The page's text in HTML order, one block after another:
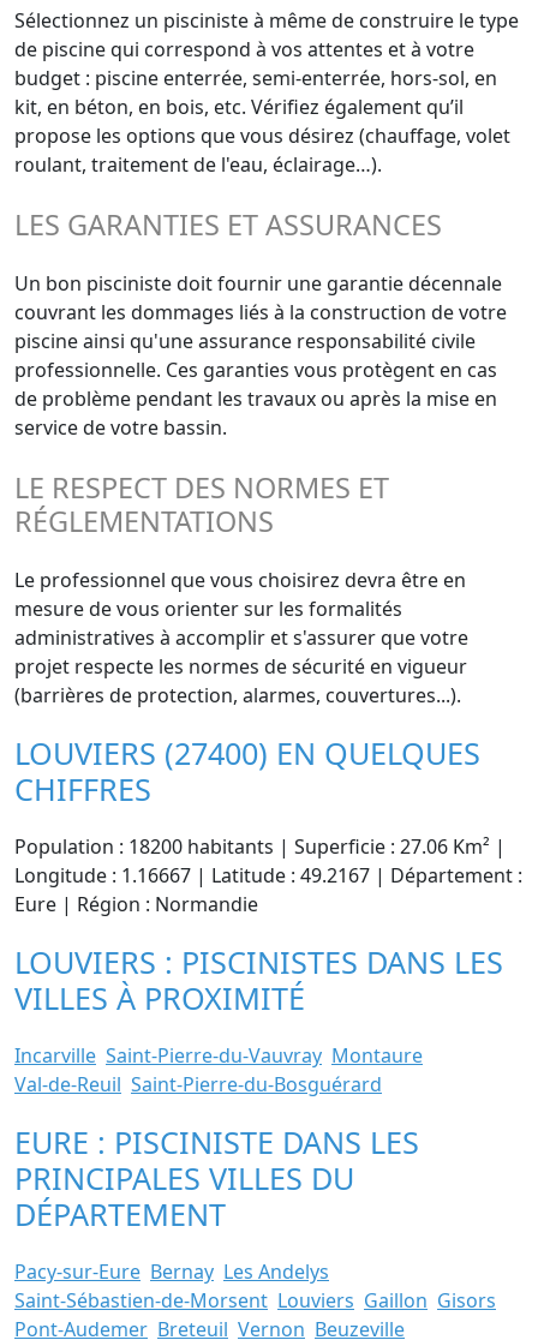
Sélectionnez un pisciniste à même de construire le type
de piscine qui correspond à vos attentes et à votre
budget : piscine enterrée, semi-enterrée, hors-sol, en
kit, en béton, en bois, etc. Vérifiez également qu’il
propose les options que vous désirez (chauffage, volet
roulant, traitement de l'eau, éclairage…).
LES GARANTIES ET ASSURANCES
Un bon pisciniste doit fournir une garantie décennale
couvrant les dommages liés à la construction de votre
piscine ainsi qu'une assurance responsabilité civile
professionnelle. Ces garanties vous protègent en cas
de problème pendant les travaux ou après la mise en
service de votre bassin.
LE RESPECT DES NORMES ET
RÉGLEMENTATIONS
Le professionnel que vous choisirez devra être en
mesure de vous orienter sur les formalités
administratives à accomplir et s'assurer que votre
projet respecte les normes de sécurité en vigueur
(barrières de protection, alarmes, couvertures...).
LOUVIERS (27400) EN QUELQUES
CHIFFRES
Population : 18200 habitants | Superficie : 27.06 Km² |
Longitude : 1.16667 | Latitude : 49.2167 | Département :
Eure | Région : Normandie
LOUVIERS : PISCINISTES DANS LES
VILLES À PROXIMITÉ
Incarville Saint-Pierre-du-Vauvray Montaure
Val-de-Reuil Saint-Pierre-du-Bosguérard
EURE : PISCINISTE DANS LES
PRINCIPALES VILLES DU
DÉPARTEMENT
Pacy-sur-Eure Bernay Les Andelys
Saint-Sébastien-de-Morsent Louviers Gaillon Gisors
Pont-Audemer Breteuil Vernon Beuzeville